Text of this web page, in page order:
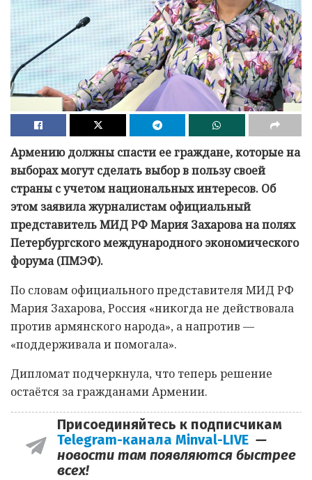
Армению должны спасти ее граждане, которые на
выборах могут сделать выбор в пользу своей
страны с учетом национальных интересов. Об
этом заявила журналистам официальный
представитель МИД РФ Мария Захарова на полях
Петербургского международного экономического
форума (ПМЭФ).
По словам официального представителя МИД РФ
Мария Захарова, Россия «никогда не действовала
против армянского народа», а напротив —
«поддерживала и помогала».
Дипломат подчеркнула, что теперь решение
остаётся за гражданами Армении.
Присоединяйтесь к подписчикам
Telegram-канала Minval-LIVE —
новости там появляются быстрее
всех!